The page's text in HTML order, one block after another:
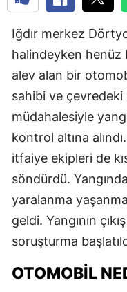
Iğdır merkez
halindeyken henüz
alev alan bir
sahibi ve çevredeki
müdahalesiyle
kontrol altına
itfaiye ekipleri de
söndürdü.
yaralanma
geldi. Yangının
soruşturma
OTOMOBIL